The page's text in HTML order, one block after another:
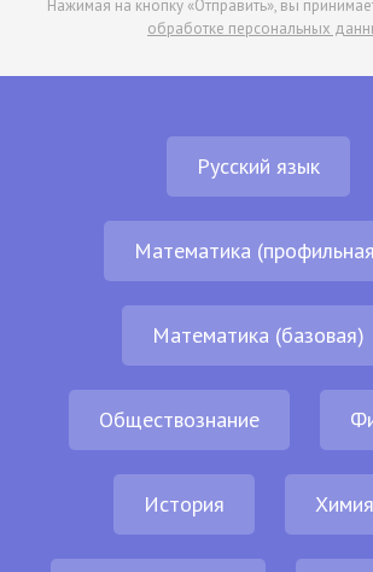
Нажимая на кнопку «Отправить», вы
обработке персональных
Русский язык
Математика
Математика (базовая)
Обществознание
История Химия